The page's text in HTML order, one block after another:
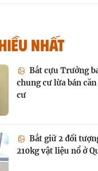
nhất
Bắt cựu Trưởng
chung cư lừa bán
cư
Bắt giữ 2 đối
210kg vật liệu nổ ở